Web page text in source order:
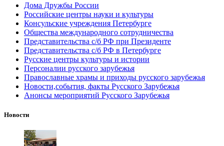
Дома Дружбы России
Российские центры науки и культуры
Консульские учреждения Петербурге
Общества международного сотрудничества
Представительства с/б РФ при Президенте
Представительства с/б РФ в Петербурге
Русские центры культуры и истории
Персоналии русского зарубежья
Православные храмы и приходы русского зарубежья
Новости,события, факты Русского Зарубежья
Анонсы мероприятий Русского Зарубежья
Новости